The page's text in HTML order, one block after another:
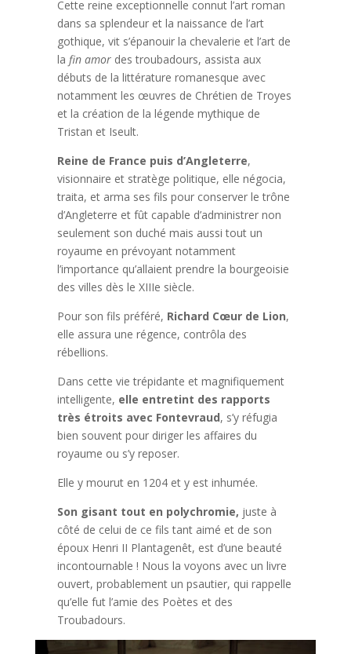
Cette reine exceptionnelle connut l’art roman
dans sa splendeur et la naissance de l’art
gothique, vit s’épanouir la chevalerie et l’art de
lafin amor des troubadours, assista aux
débuts de la littérature romanesque avec
notamment les œuvres de Chrétien de Troyes
et la création de la légende mythique de
Tristan et Iseult.
Reine de France puis d’Angleterre,
visionnaire et stratège politique, elle négocia,
traita, et arma ses fils pour conserver le trône
d’Angleterre et fût capable d’administrer non
seulement son duché mais aussi tout un
royaume en prévoyant notamment
l’importance qu’allaient prendre la bourgeoisie
des villes dès le XIIIe siècle.
Pour son fils préféré, Richard Cœur de Lion,
elle assura une régence, contrôla des
rébellions.
Dans cette vie trépidante et magnifiquement
intelligente, elle entretint des rapports
très étroits avec Fontevraud, s’y réfugia
bien souvent pour diriger les affaires du
royaume ou s’y reposer.
Elle y mourut en 1204 et y est inhumée.
Son gisant tout en polychromie, juste à
côté de celui de ce fils tant aimé et de son
époux Henri II Plantagenêt, est d’une beauté
incontournable ! Nous la voyons avec un livre
ouvert, probablement un psautier, qui rappelle
qu’elle fut l’amie des Poètes et des
Troubadours.